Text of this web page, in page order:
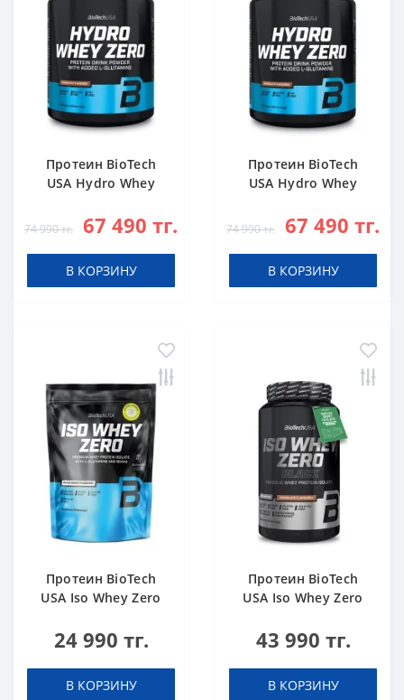
Протеин BioTech
USA Hydro Whey
g
74 990 тг. 67 490 тг.
В КОРЗИНУ
Протеин BioTech
USA Hydro Whey
74 990 тг. 67 490 тг.
В КОРЗИНУ
Протеин BioTech
USA Iso Whey Zero
454 g
24 990 тг.
В КОРЗИНУ
Протеин BioTech
USA Iso Whey Zero
43 990 тг.
В КОРЗИНУ